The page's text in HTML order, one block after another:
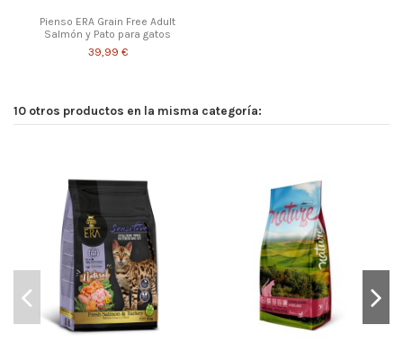
Pienso ERA Grain Free Adult
Salmón y Pato para gatos
39,99 €
10 otros productos en la misma categoría: